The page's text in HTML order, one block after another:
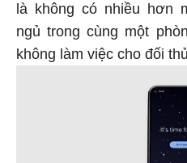
là không có nhiều hơn
ngủ trong cùng một
không làm việc cho đối